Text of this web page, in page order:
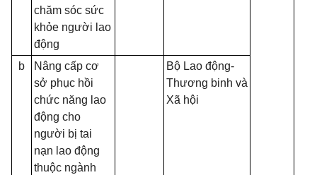
chăm sóc sức
khỏe người lao
động
b
Nâng cấp cơ
sở phục hồi
chức năng lao
động cho
người bị tai
nạn lao động
thuộc ngành
Bộ Lao động-
Thương binh và
Xã hội